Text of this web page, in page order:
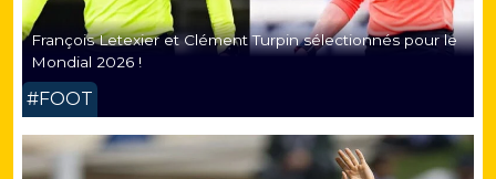
François Letexier et Clément Turpin sélectionnés pour le
Mondial 2026 !
#FOOT